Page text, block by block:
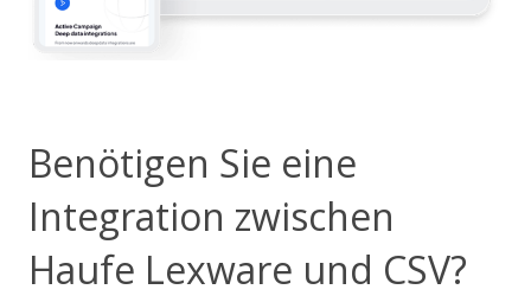
Benötigen Sie eine
Integration zwischen
Haufe Lexware und CSV?